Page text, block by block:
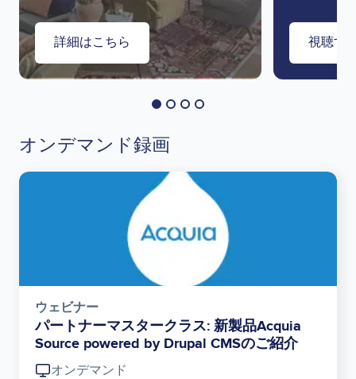
詳細はこちら 視聴す
オンデマンド録画
Image
ウェビナー
パートナーマスタークラス: 新製品Acquia
Source powered by Drupal CMSのご紹介
オンデマンド